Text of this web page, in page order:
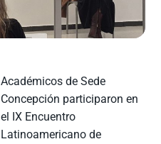
Académicos de Sede
Concepción participaron en
el IX Encuentro
Latinoamericano de